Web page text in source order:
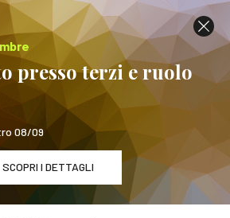
presso terzi e ruolo
08/09
SCOPRI I DETTAGLI